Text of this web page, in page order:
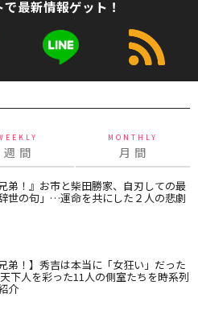
最新情報ゲット！
週 間
MONTHLY
月 間
兄弟！』お市と柴田勝家、自刃しての最
世の句」…運命を共にした２人の悲劇
弟！】秀吉は本当に「女狂い」だった
下人を彩った11人の側室たちを時系列
介